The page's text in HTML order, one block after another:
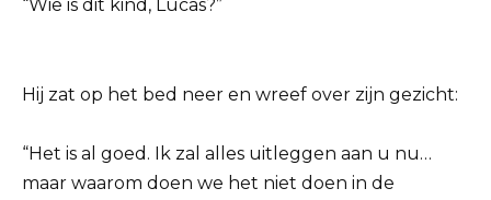
“Wie is dit kind, Lucas?”
Hij zat op het bed neer en wreef over zijn gezicht:
“Het is al goed. Ik zal alles uitleggen aan u nu…
maar waarom doen we het niet doen in de